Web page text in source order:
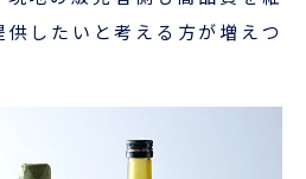
したいと考える方が増えつ